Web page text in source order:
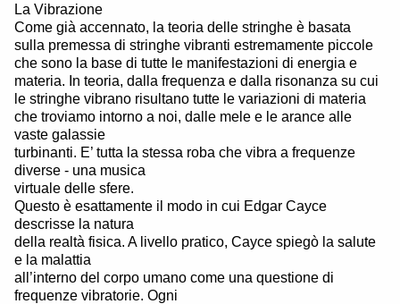
La Vibrazione
Come già accennato, la teoria delle stringhe è basata
sulla premessa di stringhe vibranti estremamente piccole
che sono la base di tutte le manifestazioni di energia e
materia. In teoria, dalla frequenza e dalla risonanza su cui
le stringhe vibrano risultano tutte le variazioni di materia
che troviamo intorno a noi, dalle mele e le arance alle
vaste galassie
turbinanti. E’ tutta la stessa roba che vibra a frequenze
diverse - una musica
virtuale delle sfere.
Questo è esattamente il modo in cui Edgar Cayce
descrisse la natura
della realtà fisica. A livello pratico, Cayce spiegò la salute
e la malattia
all’interno del corpo umano come una questione di
frequenze vibratorie. Ogni